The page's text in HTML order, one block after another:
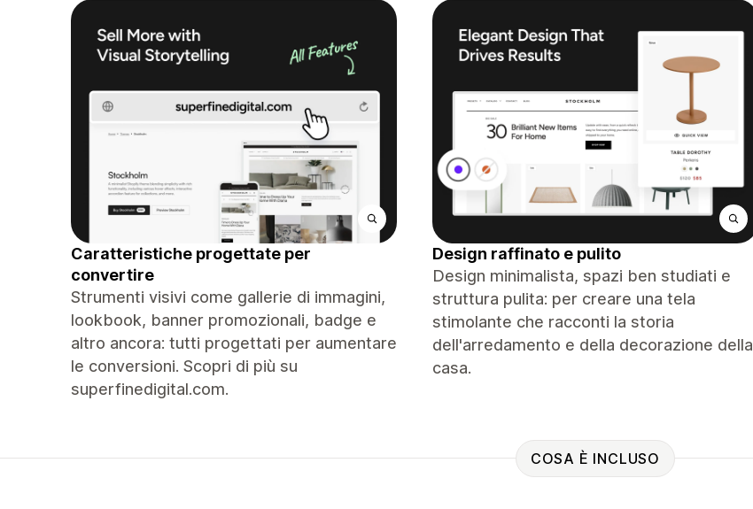
Caratteristiche progettate per
convertire
Strumenti visivi come gallerie di immagini,
lookbook, banner promozionali, badge e
altro ancora: tutti progettati per aumentare
le conversioni. Scopri di più su
superfinedigital.com.
Design raffinato e pulito
Design minimalista, spazi ben studiati e
struttura pulita: per creare una tela
stimolante che racconti la storia
dell'arredamento e della decorazione della
casa.
COSA È INCLUSO